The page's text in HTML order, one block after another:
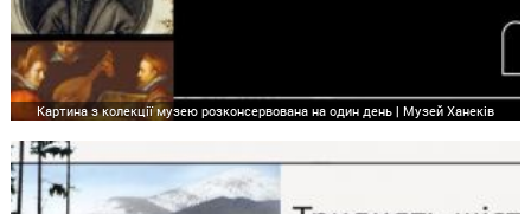
Картина з колекції музею розконсервована на один день | Музей Ханеків